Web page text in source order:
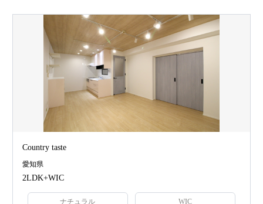
Country taste
愛知県
2LDK+WIC
ナチュラル WIC